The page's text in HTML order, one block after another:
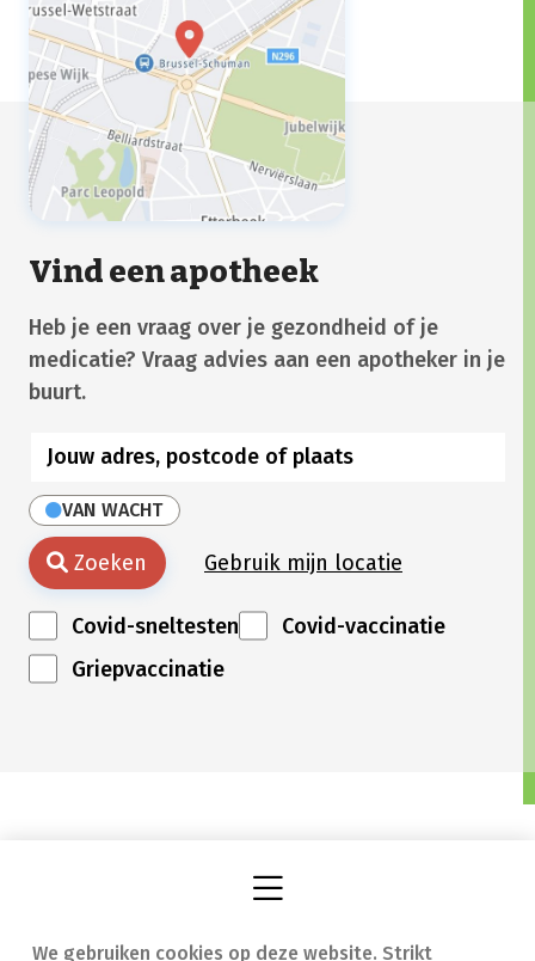
We gebruiken cookies op deze website. Strikt
Vind een apotheek
Heb je een vraag over je gezondheid of je
medicatie? Vraag advies aan een apotheker in je
buurt.
VAN WACHT
Zoeken Gebruik mijn locatie
Covid-sneltesten
Covid-vaccinatie
Griepvaccinatie